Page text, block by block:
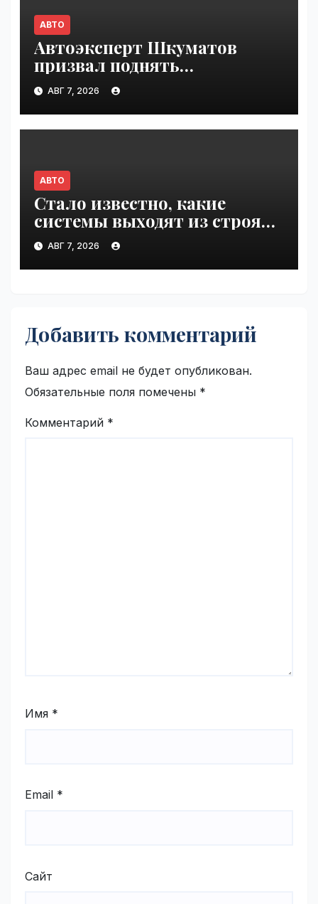
АВТО
Автоэксперт Шкуматов
призвал поднять
разрешённую скорость на
дорогах России | VseTime.ru
АВГ 7, 2026
АВТО
Стало известно, какие
системы выходят из строя
при 100°C под капотом |
VseTime.ru
АВГ 7, 2026
Добавить комментарий
Ваш адрес email не будет опубликован.
Обязательные поля помечены *
Комментарий *
Имя *
Email *
Сайт